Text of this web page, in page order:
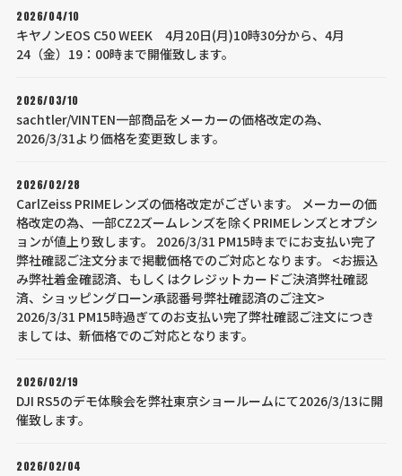
2026/04/10
キヤノンEOS C50 WEEK 4月20日(月)10時30分から、4月
24（金）19：00時まで開催致します。
2026/03/10
sachtler/VINTEN一部商品をメーカーの価格改定の為、
2026/3/31より価格を変更致します。
2026/02/28
CarlZeiss PRIMEレンズの価格改定がございます。 メーカーの価
格改定の為、一部CZ2ズームレンズを除くPRIMEレンズとオプシ
ョンが値上り致します。 2026/3/31 PM15時までにお支払い完了
弊社確認ご注文分まで掲載価格でのご対応となります。 <お振込
み弊社着金確認済、もしくはクレジットカードご決済弊社確認
済、ショッピングローン承認番号弊社確認済のご注文>
2026/3/31 PM15時過ぎてのお支払い完了弊社確認ご注文につき
ましては、新価格でのご対応となります。
2026/02/19
DJI RS5のデモ体験会を弊社東京ショールームにて2026/3/13に開
催致します。
2026/02/04